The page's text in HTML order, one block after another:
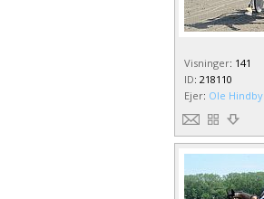
Visninger: 141
ID: 218110
Ejer: Ole Hindby